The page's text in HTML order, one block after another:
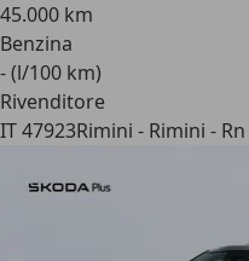
45.000 km
Benzina
- (l/100 km)
Rivenditore
IT 47923Rimini - Rimini - Rn